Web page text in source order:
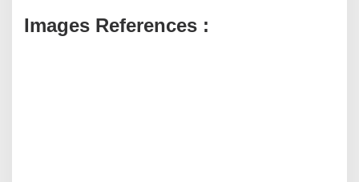
Images References :